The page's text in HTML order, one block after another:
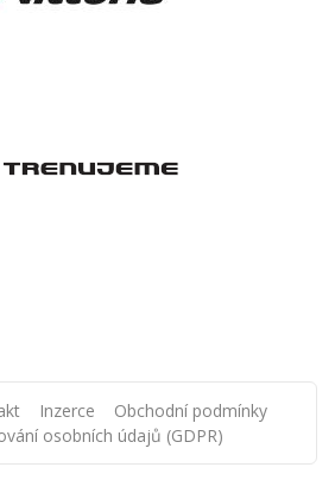
Inzerce
Obchodní podmínky
osobních údajů (GDPR)